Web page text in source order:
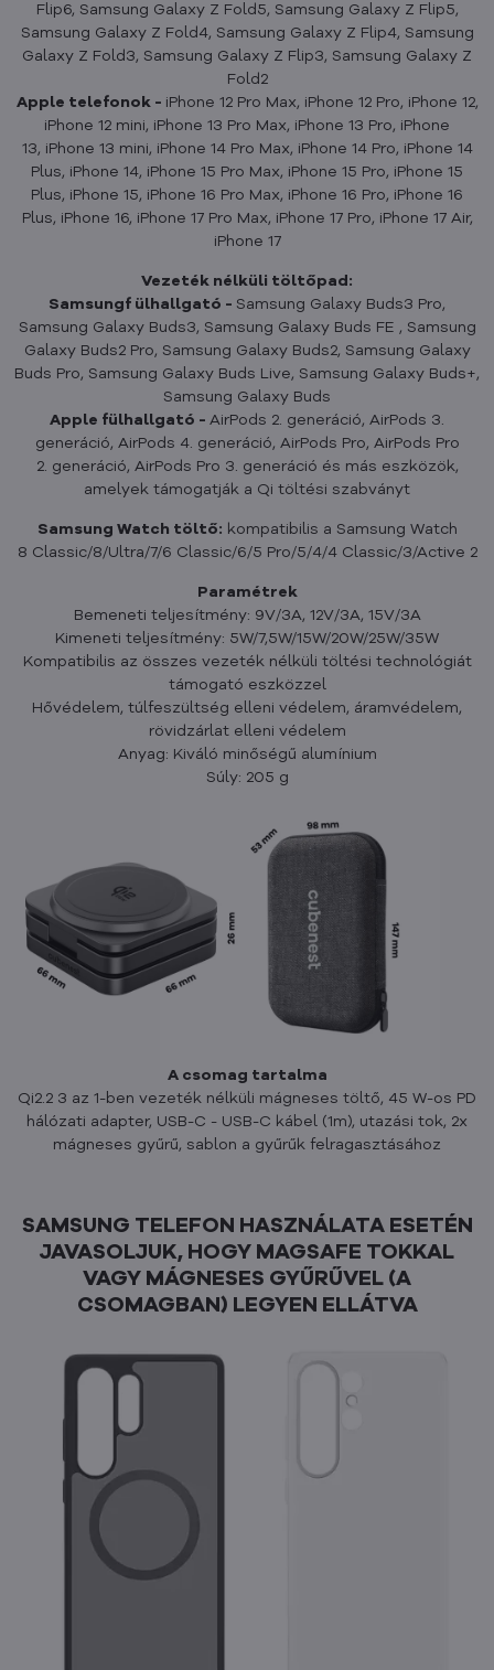
Flip6, Samsung Galaxy Z Fold5, Samsung Galaxy Z Flip5,
Samsung Galaxy Z Fold4, Samsung Galaxy Z Flip4, Samsung
Galaxy Z Fold3, Samsung Galaxy Z Flip3, Samsung Galaxy Z
Fold2
Apple telefonok - iPhone 12 Pro Max, iPhone 12 Pro, iPhone 12,
iPhone 12 mini, iPhone 13 Pro Max, iPhone 13 Pro, iPhone
13, iPhone 13 mini, iPhone 14 Pro Max, iPhone 14 Pro, iPhone 14
Plus, iPhone 14, iPhone 15 Pro Max, iPhone 15 Pro, iPhone 15
Plus, iPhone 15, iPhone 16 Pro Max, iPhone 16 Pro, iPhone 16
Plus, iPhone 16, iPhone 17 Pro Max, iPhone 17 Pro, iPhone 17 Air,
iPhone 17
Vezeték nélküli töltőpad:
Samsungf ülhallgató - Samsung Galaxy Buds3 Pro,
Samsung Galaxy Buds3, Samsung Galaxy Buds FE , Samsung
Galaxy Buds2 Pro, Samsung Galaxy Buds2, Samsung Galaxy
Buds Pro, Samsung Galaxy Buds Live, Samsung Galaxy Buds+,
Samsung Galaxy Buds
Apple fülhallgató - AirPods 2. generáció, AirPods 3.
generáció, AirPods 4. generáció, AirPods Pro, AirPods Pro
2. generáció, AirPods Pro 3. generáció és más eszközök,
amelyek támogatják a Qi töltési szabványt
Samsung Watch töltő: kompatibilis a Samsung Watch
8 Classic/8/Ultra/7/6 Classic/6/5 Pro/5/4/4 Classic/3/Active 2
Paramétrek
Bemeneti teljesítmény: 9V/3A, 12V/3A, 15V/3A
Kimeneti teljesítmény: 5W/7,5W/15W/20W/25W/35W
Kompatibilis az összes vezeték nélküli töltési technológiát
támogató eszközzel
Hővédelem, túlfeszültség elleni védelem, áramvédelem,
rövidzárlat elleni védelem
Anyag: Kiváló minőségű alumínium
Súly: 205 g
A csomag tartalma
Qi2.2 3 az 1-ben vezeték nélküli mágneses töltő, 45 W-os PD
hálózati adapter, USB-C - USB-C kábel (1m), utazási tok, 2x
mágneses gyűrű, sablon a gyűrűk felragasztásához
SAMSUNG TELEFON HASZNÁLATA ESETÉN
JAVASOLJUK, HOGY MAGSAFE TOKKAL
VAGY MÁGNESES GYŰRŰVEL (A
CSOMAGBAN) LEGYEN ELLÁTVA